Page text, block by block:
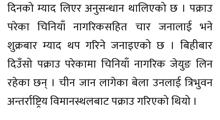
दिनको म्याद लिएर अनुसन्धान थालिएको छ । पक्राउ
परेका चिनियाँ नागरिकसहित चार जनालाई भने
शुक्रबार म्याद थप गरिने जनाइएको छ । बिहीबार
दिउँसो पक्राउ परेकामा चिनियाँ नागरिक जेयुङ लिन
रहेका छन् । चीन जान लागेका बेला उनलाई त्रिभुवन
अन्तर्राष्ट्रिय विमानस्थलबाट पक्राउ गरिएको थियो ।